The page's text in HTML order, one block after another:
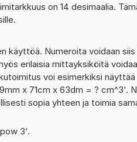
on 14 desimaalia.
käyttöä. Numeroita voidaan siis
erilaisia mittayksiköitä
voi esimerkiksi näyttää
x 71cm x 63dm = ? cm^3'.
sopia yhteen ja toimia
3'.